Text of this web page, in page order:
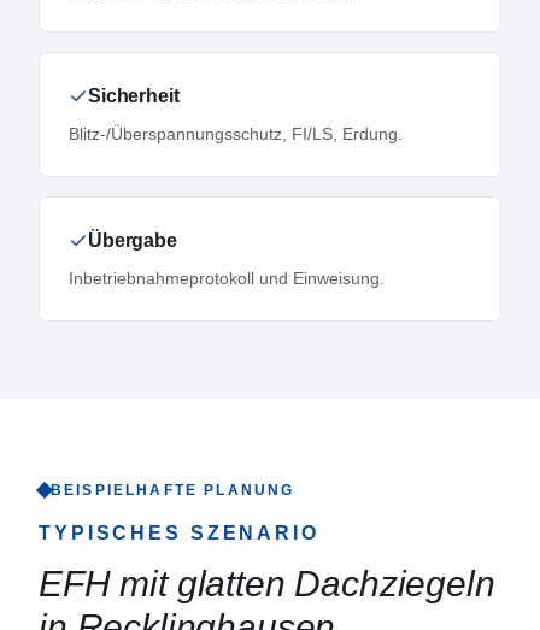
Sicherheit
Blitz-/Überspannungsschutz, FI/LS, Erdung.
Übergabe
Inbetriebnahmeprotokoll und Einweisung.
BEISPIELHAFTE PLANUNG
TYPISCHES SZENARIO
EFH mit glatten Dachziegeln